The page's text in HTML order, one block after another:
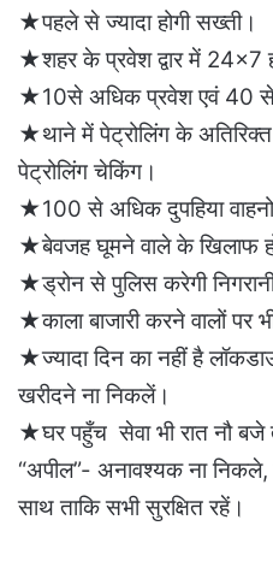
★पहले से ज्यादा होगी सख्ती।
★शहर के प्रवेश द्वार में 24×7
★10से अधिक प्रवेश एवं 40 से
★थाने में पेट्रोलिंग के
पेट्रोलिंग चेकिंग।
★100 से अधिक दुपहिया
★बेवजह घूमने वाले के खिलाफ
★ड्रोन से पुलिस करेगी
★काला बाजारी करने वालों पर
★ज्यादा दिन का नहीं है
खरीदने ना निकलें।
★घर पहुँच सेवा भी रात नौ बजे
“अपील”- अनावश्यक ना
साथ ताकि सभी सुरक्षित रहें।